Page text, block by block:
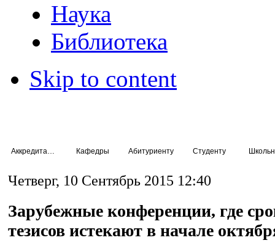
Наука
Библиотека
Skip to content
Кафедры Абитуриенту Студенту
Четверг, 10 Сентябрь 2015 12:40
Зарубежные конференции, где
тезисов истекают в начале